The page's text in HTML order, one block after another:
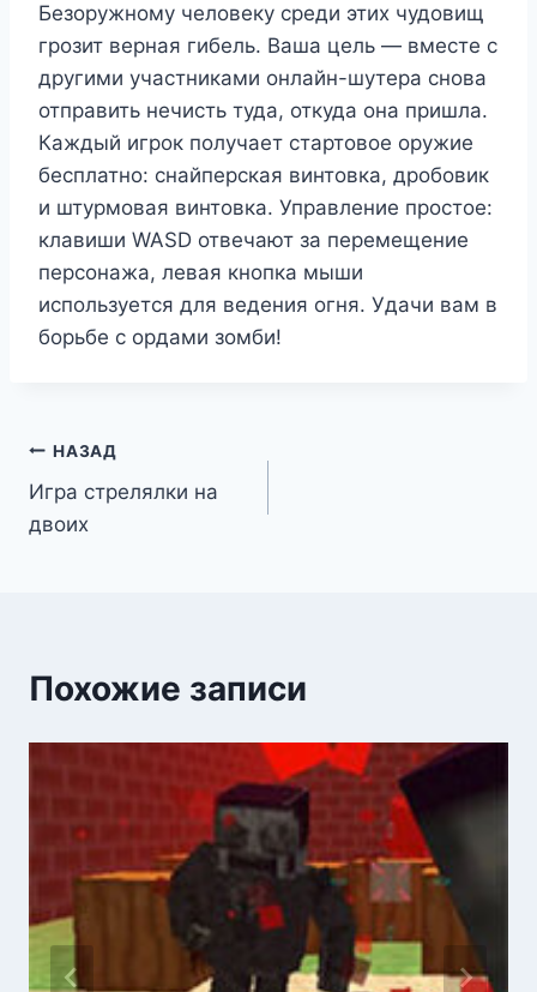
Безоружному человеку среди этих чудовищ
грозит верная гибель. Ваша цель — вместе с
другими участниками онлайн-шутера снова
отправить нечисть туда, откуда она пришла.
Каждый игрок получает стартовое оружие
бесплатно: снайперская винтовка, дробовик
и штурмовая винтовка. Управление простое:
клавиши WASD отвечают за перемещение
персонажа, левая кнопка мыши
используется для ведения огня. Удачи вам в
борьбе с ордами зомби!
Навигация
по
НАЗАД
Игра стрелялки на
двоих
Похожие записи